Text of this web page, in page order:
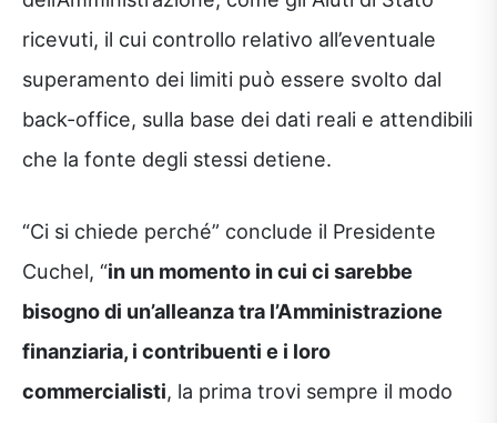
ricevuti, il cui controllo relativo all’eventuale
superamento dei limiti può essere svolto dal
back-office, sulla base dei dati reali e attendibili
che la fonte degli stessi detiene.
“Ci si chiede perché” conclude il Presidente
Cuchel, “in un momento in cui ci sarebbe
bisogno di un’alleanza tra l’Amministrazione
finanziaria, i contribuenti e i loro
commercialisti, la prima trovi sempre il modo